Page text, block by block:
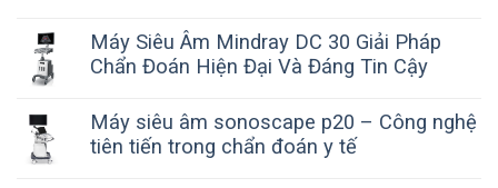
Máy Siêu Âm Mindray DC 30 Giải Pháp
Chẩn Đoán Hiện Đại Và Đáng Tin Cậy
Máy siêu âm sonoscape p20 – Công nghệ
tiên tiến trong chẩn đoán y tế